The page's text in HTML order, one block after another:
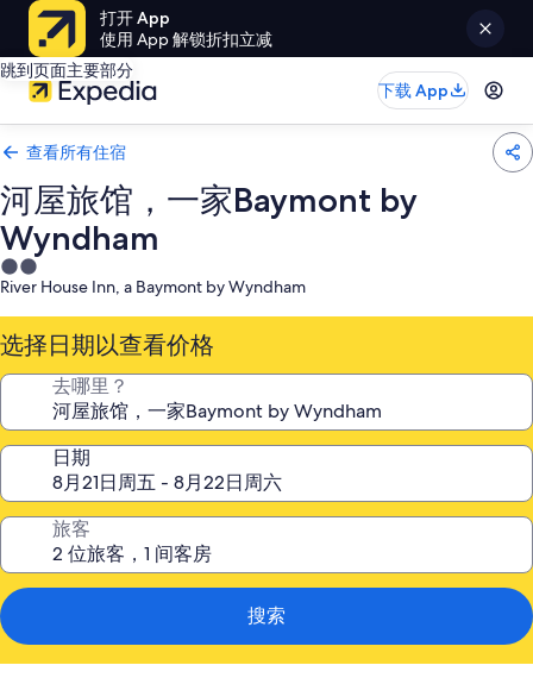
打开 App
使用 App 解锁折扣立减
跳到页面主要部分
下载 App
查看所有住宿
河屋旅馆，一家Baymont by
Wyndham
2.0
星
住
宿
River House Inn, a Baymont by Wyndham
选择日期以查看价格
去哪里？
日期
旅客
搜索